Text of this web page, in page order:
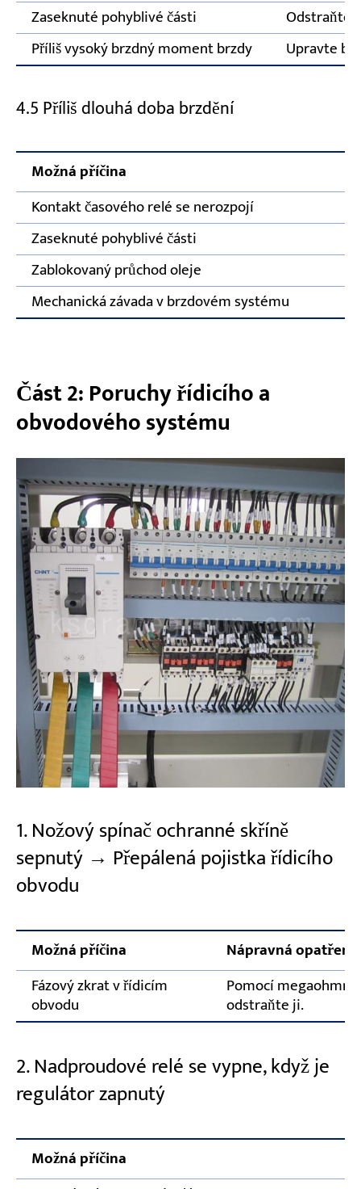
Zaseknuté pohyblivé části
Odstraňte
Příliš vysoký brzdný moment brzdy
Upravte
4.5 Příliš dlouhá doba brzdění
Možná příčina
Kontakt časového relé se nerozpojí
Zaseknuté pohyblivé části
Zablokovaný průchod oleje
Mechanická závada v brzdovém systému
Část 2: Poruchy řídicího a
obvodového systému
1. Nožový spínač ochranné skříně
sepnutý → Přepálená pojistka řídicího
obvodu
Možná příčina
Nápravná opatření
Fázový zkrat v řídicím
obvodu
Pomocí
odstraňte ji.
2. Nadproudové relé se vypne, když je
regulátor zapnutý
Možná příčina